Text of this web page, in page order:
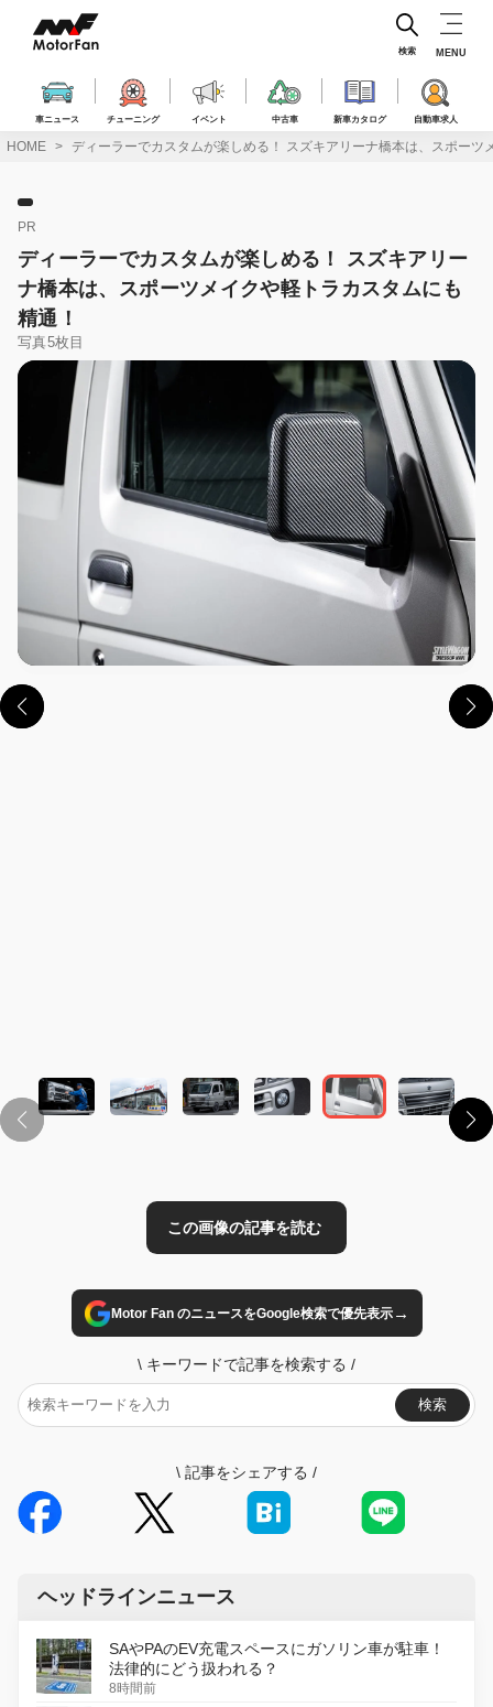
ス
車ニュース チューニング イベント 中古車 新車カタログ 自動車求人
検索 MENU
HOME ディーラーでカスタムが楽しめる！ スズキアリーナ橋本は、スポーツ
PR
ディーラーでカスタムが楽しめる！ スズキアリー
ナ橋本は、スポーツメイクや軽トラカスタムにも
精通！
写真5枚目
Motor Fan のニュースをGoogle検索で優先表示→
\ キーワードで記事を検索する /
検索
\ 記事をシェアする /
ヘッドラインニュース
SAやPAのEV充電スペースにガソリン車が駐車！
法律的にどう扱われる？
8時間前